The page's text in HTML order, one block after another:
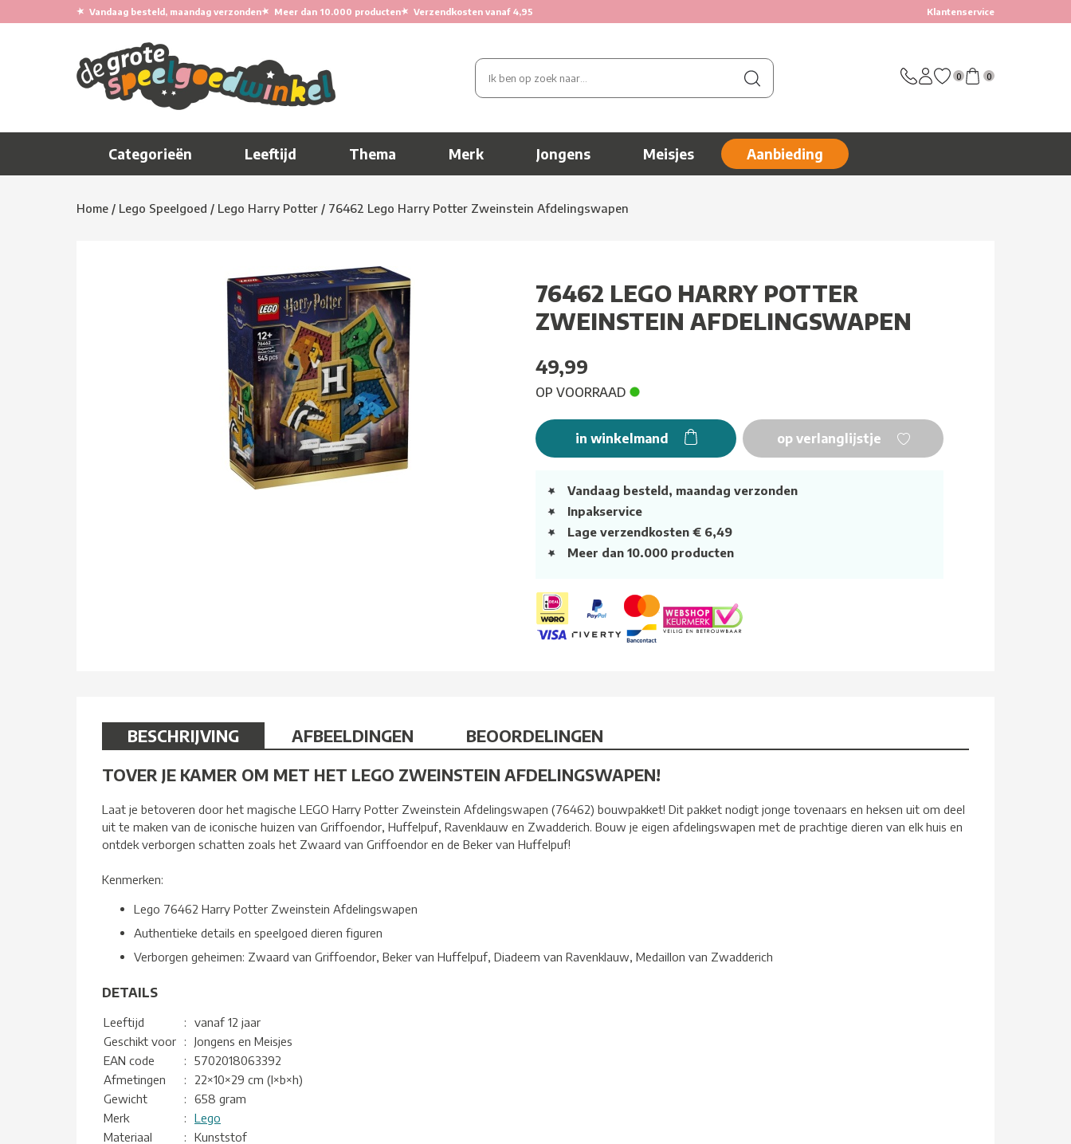
★ Vandaag besteld, maandag verzonden★ Meer dan 10.000 producten★ Verzendkosten vanaf 4,95 Klantenservice
0 0
Categorieën Leeftijd Thema Merk Jongens Meisjes Aanbieding
Home / Lego Speelgoed / Lego Harry Potter / 76462 Lego Harry Potter Zweinstein Afdelingswapen
76462 LEGO HARRY POTTER
ZWEINSTEIN AFDELINGSWAPEN
49,99
OP VOORRAAD
in winkelmand op verlanglijstje
Vandaag besteld, maandag verzonden
Inpakservice
Lage verzendkosten € 6,49
Meer dan 10.000 producten
BESCHRIJVING AFBEELDINGEN
BEOORDELINGEN
TOVER JE KAMER OM MET HET LEGO ZWEINSTEIN AFDELINGSWAPEN!
Laat je betoveren door het magische LEGO Harry Potter Zweinstein Afdelingswapen (76462) bouwpakket! Dit pakket nodigt jonge tovenaars en heksen uit om deel
uit te maken van de iconische huizen van Griffoendor, Huffelpuf, Ravenklauw en Zwadderich. Bouw je eigen afdelingswapen met de prachtige dieren van elk huis en
ontdek verborgen schatten zoals het Zwaard van Griffoendor en de Beker van Huffelpuf!
Kenmerken:
Lego 76462 Harry Potter Zweinstein Afdelingswapen
Authentieke details en speelgoed dieren figuren
Verborgen geheimen: Zwaard van Griffoendor, Beker van Huffelpuf, Diadeem van Ravenklauw, Medaillon van Zwadderich
DETAILS
Leeftijd :
vanaf 12 jaar
Geschikt voor
:
Jongens en Meisjes
EAN code
:
5702018063392
Afmetingen
:
22×10×29 cm (l×b×h)
Gewicht
:
658 gram
Merk
:
Lego
Materiaal
:
Kunststof